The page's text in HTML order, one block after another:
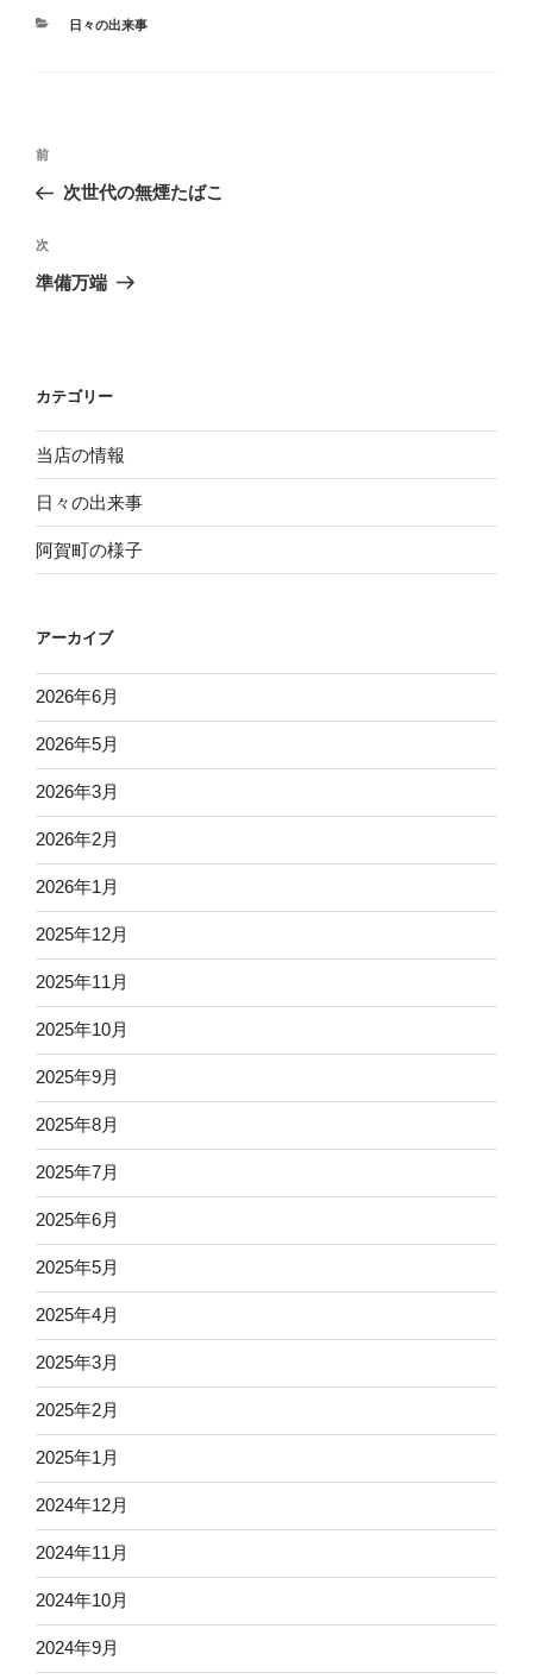
カ
日々の出来事
投
ビ
ゲ
ン
過
去
投
稿
前
次世代の無煙たばこ
次
の
次
準備万端
カテゴリー
当店の情報
日々の出来事
阿賀町の様子
アーカイブ
2026年6月
2026年5月
2026年3月
2026年2月
2026年1月
2025年12月
2025年11月
2025年10月
2025年9月
2025年8月
2025年7月
2025年6月
2025年5月
2025年4月
2025年3月
2025年2月
2025年1月
2024年12月
2024年11月
2024年10月
2024年9月